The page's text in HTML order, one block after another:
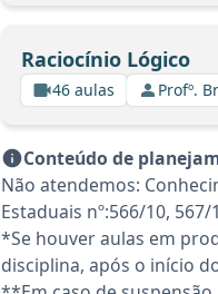
Raciocínio Lógico
46 aulas Profº.
Conteúdo de
Não atendemos:
Estaduais nº:566/10,
*Se houver aulas em
disciplina, após o início